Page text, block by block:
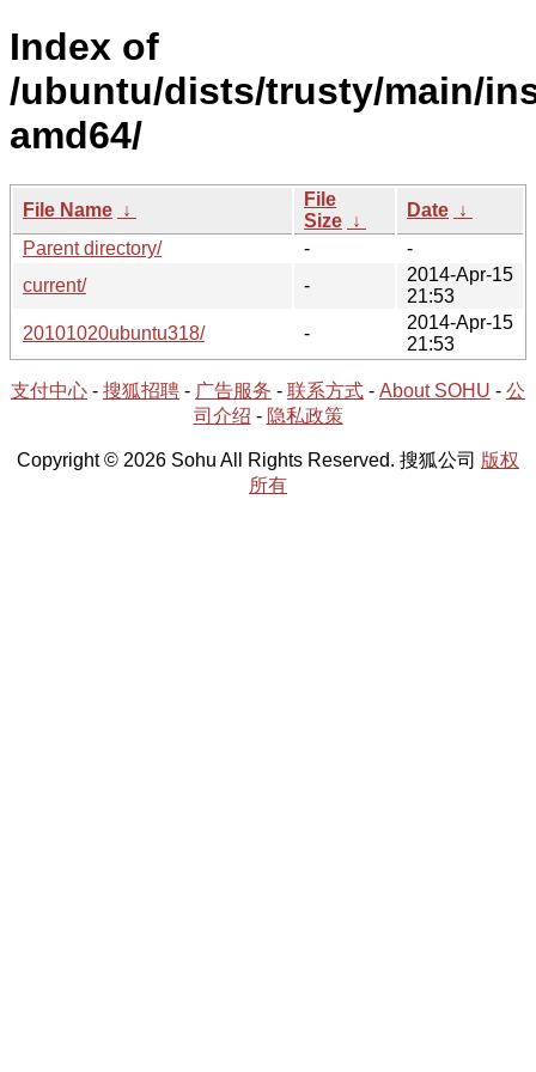
Index of
/ubuntu/dists/trusty/main/
amd64/
File Name ↓
File
Size ↓
Date ↓
Parent directory/
-
-
current/
-
2014-Apr-15
21:53
20101020ubuntu318/
-
2014-Apr-15
21:53
支付中心 - 搜狐招聘 - 广告服务 - 联系方式 - About SOHU - 公
司介绍 - 隐私政策
Copyright © 2026 Sohu All Rights Reserved. 搜狐公司 版权
所有